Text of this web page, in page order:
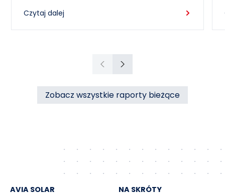
wieloletniej umowy sprzedaży ciepła z
Przedsiębiorstwem Inżynierii Miejskiej sp. z
Dziedzicach („PIM”), dotyczącej sprzedaży
ciepła do miasta Czechowice-Dziedzice
Czytaj dalej
PoprzedniNastępny
Zobacz wszystkie raporty bieżące
AVIA SOLAR NA SKRÓTY